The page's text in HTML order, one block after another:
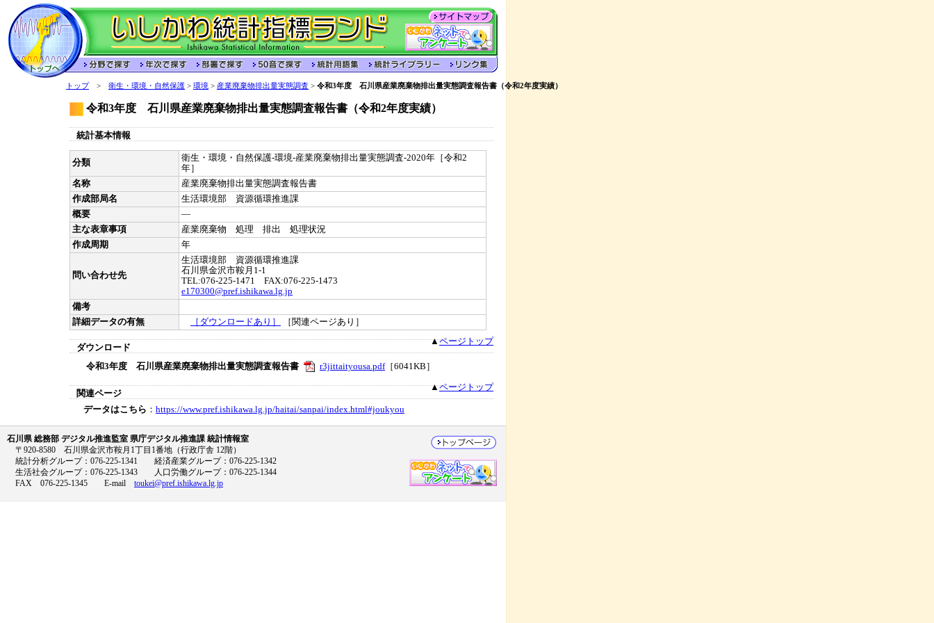
トップ> 衛生・環境・自然保護 > 環境 > 産業廃棄物排出量実態調査 > 令和3年度 石川県産業廃棄物排出量実態調査報告書（令和2年度実績）
令和3年度 石川県産業廃棄物排出量実態調査報告書（令和2年度実績）
統計基本情報
分類
衛生・環境・自然保護-環境-産業廃棄物排出量実態調査-2020年［令和2
年］
名称
産業廃棄物排出量実態調査報告書
作成部局名
生活環境部 資源循環推進課
概要
―
主な表章事項
産業廃棄物 処理 排出 処理状況
作成周期
年
問い合わせ先
生活環境部 資源循環推進課
石川県金沢市鞍月1-1
TEL:076-225-1471 FAX:076-225-1473
e170300@pref.ishikawa.lg.jp
備考
詳細データの有無
［ダウンロードあり］ ［関連ページあり］
ダウンロード
▲ページトップ
令和3年度 石川県産業廃棄物排出量実態調査報告書 r3jittaityousa.pdf［6041KB］
関連ページ
▲ページトップ
データはこちら ： https://www.pref.ishikawa.lg.jp/haitai/sanpai/index.html#joukyou
石川県 総務部 デジタル推進監室 県庁デジタル推進課 統計情報室
〒920-8580 石川県金沢市鞍月1丁目1番地（行政庁舎 12階）
統計分析グループ：076-225-1341 経済産業グループ：076-225-1342
生活社会グループ：076-225-1343 人口労働グループ：076-225-1344
FAX 076-225-1345 E-mail toukei@pref.ishikawa.lg.jp